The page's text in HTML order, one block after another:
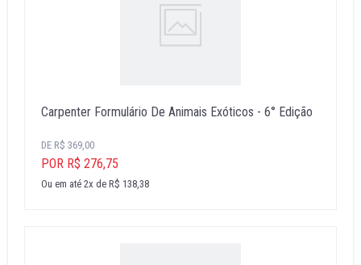
Carpenter Formulário De Animais Exóticos - 6° Edição
DE R$ 369,00
POR R$ 276,75
Ou em até 2x de R$ 138,38